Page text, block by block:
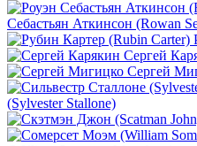
Себастьян Аткинсон (Rowan
Сергей
Сергей
(Sylvester Stallone)